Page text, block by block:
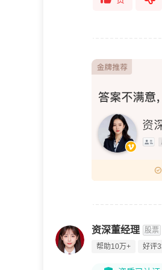
资深董经理 股票
帮助10万+
好评